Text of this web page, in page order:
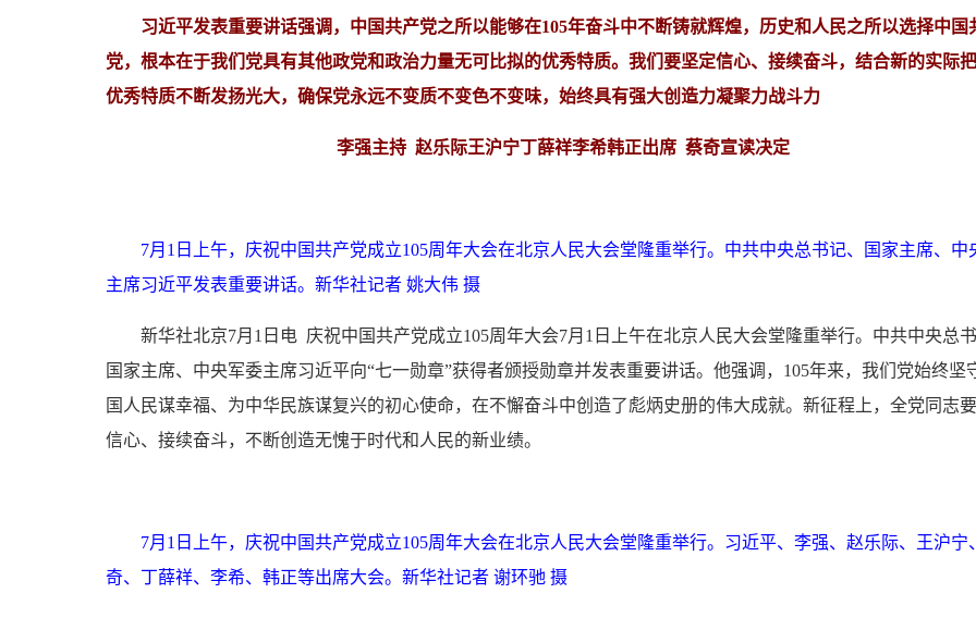
习近平发表重要讲话强调，中国共产党之所以能够在105年奋斗中不断铸就辉煌，历史和人民之所以选择中国
党，根本在于我们党具有其他政党和政治力量无可比拟的优秀特质。我们要坚定信心、接续奋斗，结合新的实际
优秀特质不断发扬光大，确保党永远不变质不变色不变味，始终具有强大创造力凝聚力战斗力
李强主持 赵乐际王沪宁丁薛祥李希韩正出席 蔡奇宣读决定
7月1日上午，庆祝中国共产党成立105周年大会在北京人民大会堂隆重举行。中共中央总书记、国家主席、中
主席习近平发表重要讲话。新华社记者 姚大伟 摄
新华社北京7月1日电 庆祝中国共产党成立105周年大会7月1日上午在北京人民大会堂隆重举行。中共中央总书
国家主席、中央军委主席习近平向“七一勋章”获得者颁授勋章并发表重要讲话。他强调，105年来，我们党始终坚
国人民谋幸福、为中华民族谋复兴的初心使命，在不懈奋斗中创造了彪炳史册的伟大成就。新征程上，全党同志
信心、接续奋斗，不断创造无愧于时代和人民的新业绩。
7月1日上午，庆祝中国共产党成立105周年大会在北京人民大会堂隆重举行。习近平、李强、赵乐际、王沪宁
奇、丁薛祥、李希、韩正等出席大会。新华社记者 谢环驰 摄